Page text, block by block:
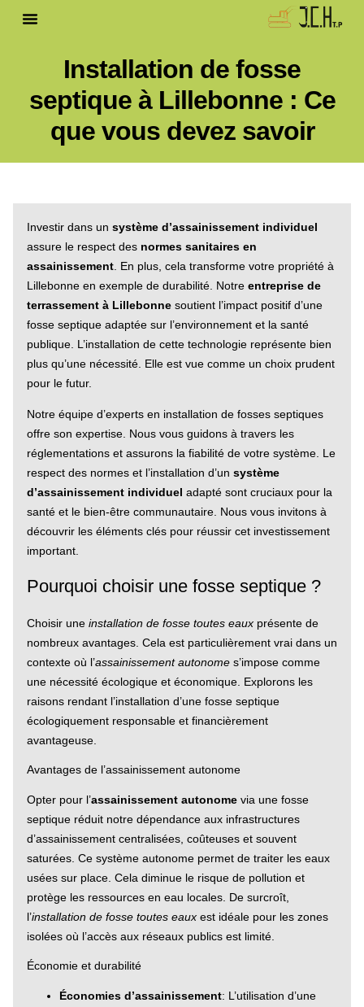
Installation de fosse
septique à Lillebonne : Ce
que vous devez savoir
Investir dans un système d’assainissement individuel
assure le respect des normes sanitaires en
assainissement. En plus, cela transforme votre propriété à
Lillebonne en exemple de durabilité. Notre entreprise de
terrassement à Lillebonnesoutient l’impact positif d’une
fosse septique adaptée sur l’environnement et la santé
publique. L’installation de cette technologie représente bien
plus qu’une nécessité. Elle est vue comme un choix prudent
pour le futur.
Notre équipe d’experts en installation de fosses septiques
offre son expertise. Nous vous guidons à travers les
réglementations et assurons la fiabilité de votre système. Le
respect des normes et l’installation d’un système
d’assainissement individuel adapté sont cruciaux pour la
santé et le bien-être communautaire. Nous vous invitons à
découvrir les éléments clés pour réussir cet investissement
important.
Pourquoi choisir une fosse septique ?
Choisir une installation de fosse toutes eauxprésente de
nombreux avantages. Cela est particulièrement vrai dans un
contexte où l’assainissement autonomes’impose comme
une nécessité écologique et économique. Explorons les
raisons rendant l’installation d’une fosse septique
écologiquement responsable et financièrement
avantageuse.
Avantages de l’assainissement autonome
Opter pour l’assainissement autonomevia une fosse
septique réduit notre dépendance aux infrastructures
d’assainissement centralisées, coûteuses et souvent
saturées. Ce système autonome permet de traiter les eaux
usées sur place. Cela diminue le risque de pollution et
protège les ressources en eau locales. De surcroît,
l’installation de fosse toutes eauxest idéale pour les zones
isolées où l’accès aux réseaux publics est limité.
Économie et durabilité
Économies d’assainissement: L’utilisation d’une